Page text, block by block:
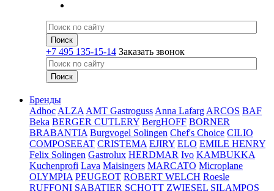
+7 495 135-15-14 Заказать звонок
Бренды
Adhoc ALZA AMT Gastroguss Anna Lafarg ARCOS BAF
Beka BERGER CUTLERY BergHOFF BORNER
BRABANTIA Burgvogel Solingen Chef's Choice CILIO
COMPOSEEAT CRISTEMA EJIRY ELO EMILE HENRY
Felix Solingen Gastrolux HERDMAR Ivo KAMBUKKA
Kuchenprofi Lava Maisingers MARCATO Microplane
OLYMPIA PEUGEOT ROBERT WELCH Roesle
RUFFONI SABATIER SCHOTT ZWIESEL SILAMPOS